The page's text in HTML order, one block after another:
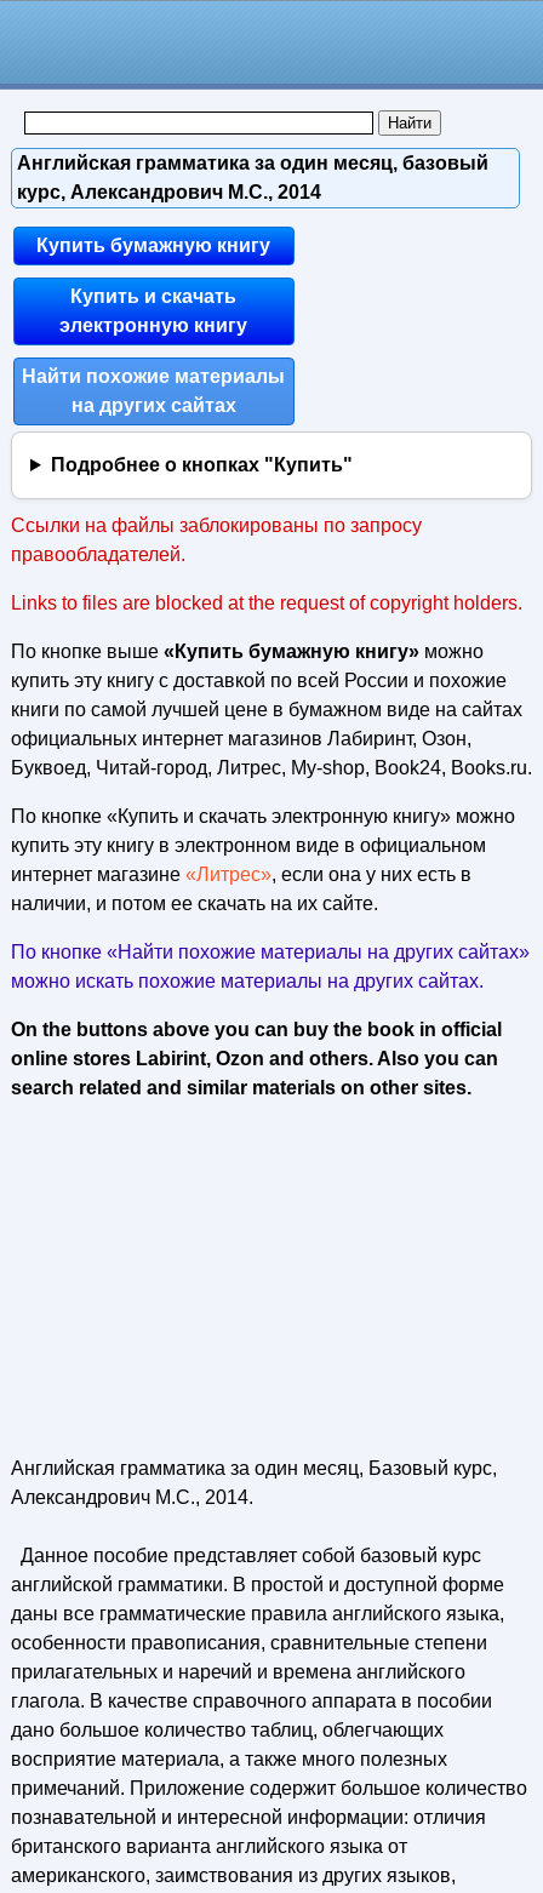
Английская грамматика за один месяц, базовый
курс, Александрович М.С., 2014
Купить бумажную книгу
Купить и скачать
электронную книгу
Найти похожие материалы
на других сайтах
Подробнее о кнопках "Купить"
Ссылки на файлы заблокированы по запросу
правообладателей.
Links to files are blocked at the request of copyright holders.
По кнопке выше «Купить бумажную книгу»можно
купить эту книгу с доставкой по всей России и похожие
книги по самой лучшей цене в бумажном виде на сайтах
официальных интернет магазинов Лабиринт, Озон,
Буквоед, Читай-город, Литрес, My-shop, Book24, Books.ru.
По кнопке «Купить и скачать электронную книгу» можно
купить эту книгу в электронном виде в официальном
интернет магазине «Литрес», если она у них есть в
наличии, и потом ее скачать на их сайте.
По кнопке «Найти похожие материалы на других сайтах»
можно искать похожие материалы на других сайтах.
On the buttons above you can buy the book in official
online stores Labirint, Ozon and others. Also you can
search related and similar materials on other sites.
Английская грамматика за один месяц, Базовый курс,
Александрович М.С., 2014.
Данное пособие представляет собой базовый курс
английской грамматики. В простой и доступной форме
даны все грамматические правила английского языка,
особенности правописания, сравнительные степени
прилагательных и наречий и времена английского
глагола. В качестве справочного аппарата в пособии
дано большое количество таблиц, облегчающих
восприятие материала, а также много полезных
примечаний. Приложение содержит большое количество
познавательной и интересной информации: отличия
британского варианта английского языка от
американского, заимствования из других языков,